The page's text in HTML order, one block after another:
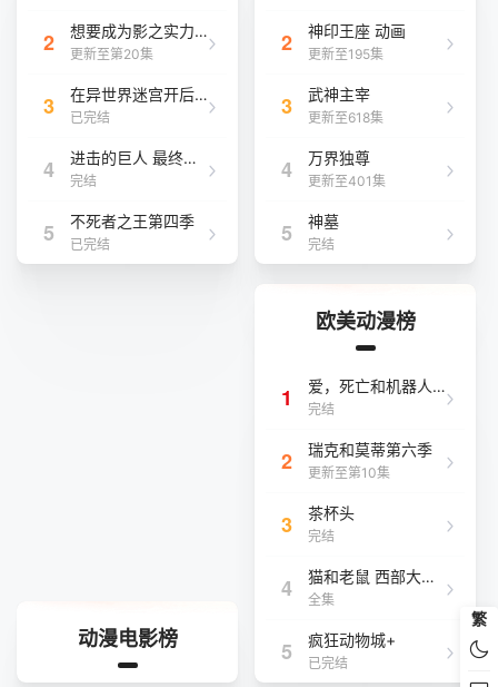
2 想要成为影之实力者！
更新至第20集
3 在异世界迷宫开后宫
已完结
4 进击的巨人 最终季 Part.2
完结
5 不死者之王第四季
已完结
2 神印王座 动画
更新至195集
3 武神主宰
更新至618集
4 万界独尊
更新至401集
5 神墓
完结
动漫电影榜
欧美动漫榜
1 爱，死亡和机器人 第三季
完结
2 瑞克和莫蒂第六季
更新至第10集
3 茶杯头
完结
4 猫和老鼠 西部大冒险
全集
5 疯狂动物城+
已完结
繁